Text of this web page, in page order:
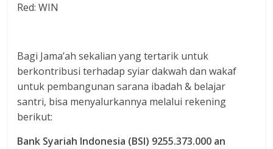
Red: WIN
Bagi Jama’ah sekalian yang tertarik untuk
berkontribusi terhadap syiar dakwah dan wakaf
untuk pembangunan sarana ibadah & belajar
santri, bisa menyalurkannya melalui rekening
berikut:
Bank Syariah Indonesia (BSI) 9255.373.000 an